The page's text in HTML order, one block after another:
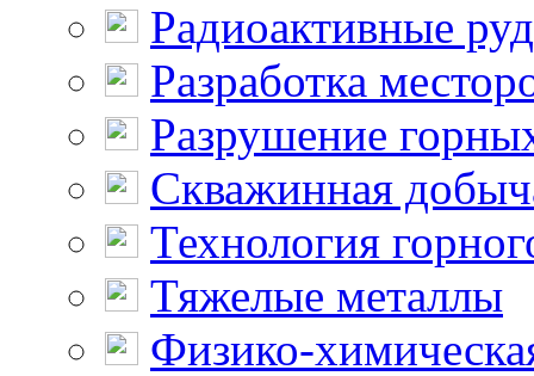
Радиоактивные
Разработка
Разрушение
Скважинная
Технология
Тяжелые металлы
Физико-